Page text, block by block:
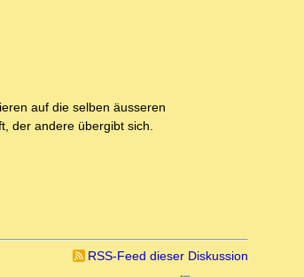
auf die selben äusseren
der andere übergibt sich.
RSS-Feed dieser Diskussion